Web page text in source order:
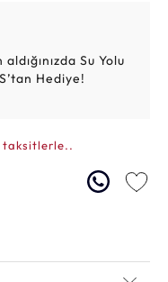
Su Yolu
Hediye!
taksitlerle..